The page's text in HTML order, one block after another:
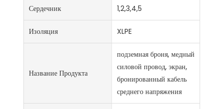
Сердечник 1,2,3,4,5
Изоляция XLPE
Название Продукта
подземная броня, медный
силовой провод, экран,
бронированный кабель
среднего напряжения